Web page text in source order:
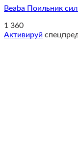
Beaba Поильник
1 360
Активируй